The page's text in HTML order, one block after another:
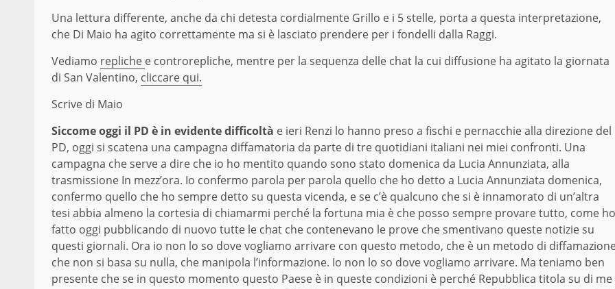
Una lettura differente, anche da chi detesta cordialmente Grillo e i 5 stelle, porta a questa interpretazione,
che Di Maio ha agito correttamente ma si è lasciato prendere per i fondelli dalla Raggi.
Vediamo repliche e controrepliche, mentre per la sequenza delle chat la cui diffusione ha agitato la giornata
di San Valentino, cliccare qui.
Scrive di Maio
Siccome oggi il PD è in evidente difficoltà e ieri Renzi lo hanno preso a fischi e pernacchie alla direzione del
PD, oggi si scatena una campagna diffamatoria da parte di tre quotidiani italiani nei miei confronti. Una
campagna che serve a dire che io ho mentito quando sono stato domenica da Lucia Annunziata, alla
trasmissione In mezz’ora. Io confermo parola per parola quello che ho detto a Lucia Annunziata domenica,
confermo quello che ho sempre detto su questa vicenda, e se c’è qualcuno che si è innamorato di un’altra
tesi abbia almeno la cortesia di chiamarmi perché la fortuna mia è che posso sempre provare tutto, come ho
fatto oggi pubblicando di nuovo tutte le chat che contenevano le prove che smentivano queste notizie su
questi giornali. Ora io non lo so dove vogliamo arrivare con questo metodo, che è un metodo di
che non si basa su nulla, che manipola l’informazione. Io non lo so dove vogliamo arrivare. Ma teniamo ben
presente che se in questo momento questo Paese è in queste condizioni è perché Repubblica titola su di me